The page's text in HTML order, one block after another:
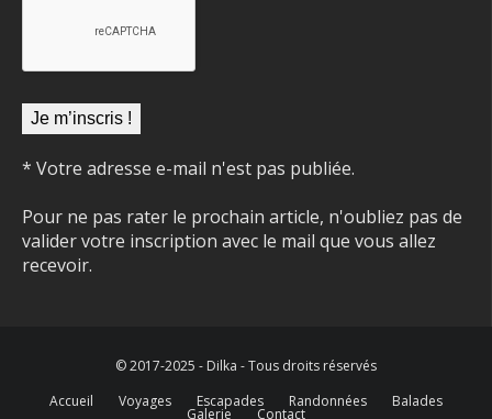
* Votre adresse e-mail n'est pas publiée.
Pour ne pas rater le prochain article, n'oubliez pas de
valider votre inscription avec le mail que vous allez
recevoir.
© 2017-2025 - Dilka - Tous droits réservés
Accueil
Voyages Escapades Randonnées Balades
Galerie Contact